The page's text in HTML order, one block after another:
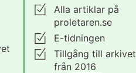
Alla artiklar på
proletaren.se
E-tidningen
Tillgång till arkivet
från 2016